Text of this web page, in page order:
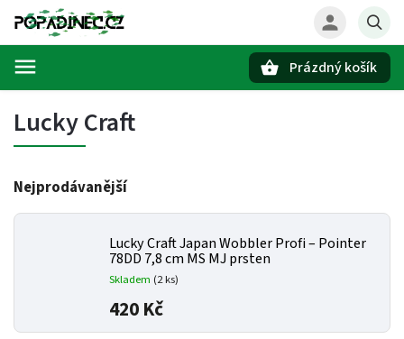
Prázdný košík
Lucky Craft
Nejprodávanější
Lucky Craft Japan Wobbler Profi – Pointer
78DD 7,8 cm MS MJ prsten
Skladem (2 ks)
420 Kč